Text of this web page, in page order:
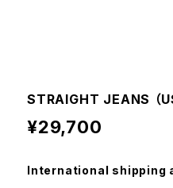
STRAIGHT JEANS （
¥29,700
International shipping